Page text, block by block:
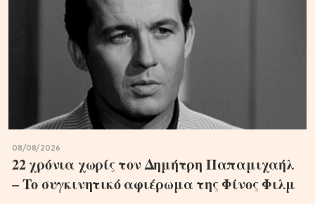
08/08/2026
22 χρόνια χωρίς τον Δημήτρη Παπαμιχαήλ
– Το συγκινητικό αφιέρωμα της Φίνος Φιλμ